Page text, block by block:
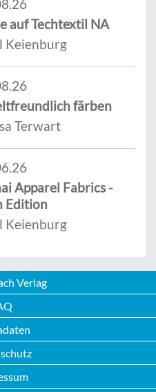
auf Techtextil NA
Keienburg
färben
Terwart
Apparel Fabrics -
Edition
Keienburg
Verlag